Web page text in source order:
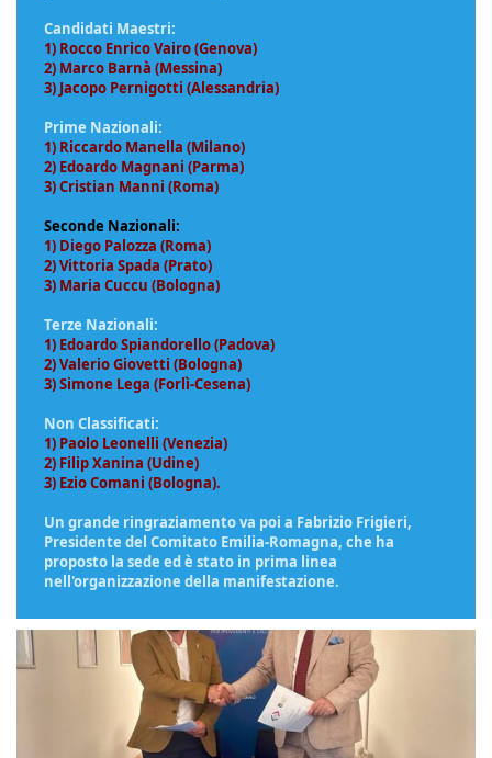
Candidati Maestri:
1) Rocco Enrico Vairo (Genova)
2) Marco Barnà (Messina)
3) Jacopo Pernigotti (Alessandria)
Prime Nazionali:
1) Riccardo Manella (Milano)
2) Edoardo Magnani (Parma)
3) Cristian Manni (Roma)
Seconde Nazionali:
1) Diego Palozza (Roma)
2) Vittoria Spada (Prato)
3) Maria Cuccu (Bologna)
Terze Nazionali:
1) Edoardo Spiandorello (Padova)
2) Valerio Giovetti (Bologna)
3) Simone Lega (Forlì-Cesena)
Non Classificati:
1) Paolo Leonelli (Venezia)
2) Filip Xanina (Udine)
3) Ezio Comani (Bologna).
Un grande ringraziamento va poi a Fabrizio Frigieri,
Presidente del Comitato Emilia-Romagna, che ha
proposto la sede ed è stato in prima linea
nell'organizzazione della manifestazione.